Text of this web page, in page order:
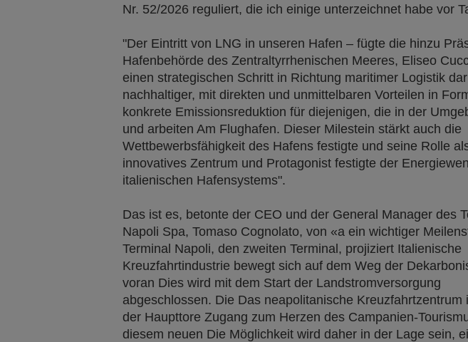
Nr. 52/2026 reguliert, die ich einige unterzeichnet habe vor
"Der Eintritt von LNG in unseren Hafen – fügte die hinzu
Hafenbehörde des Zentraltyrrhenischen Meeres, Eliseo
einen strategischen Schritt in Richtung maritimer Logistik dar
nachhaltiger, mit direkten und unmittelbaren Vorteilen in
konkrete Emissionsreduktion für diejenigen, die in der
und arbeiten Am Flughafen. Dieser Milestein stärkt auch die
Wettbewerbsfähigkeit des Hafens festigte und seine Rolle
innovatives Zentrum und Protagonist festigte der
italienischen Hafensystems".
Das ist es, betonte der CEO und der General Manager des
Napoli Spa, Tomaso Cognolato, von «a ein wichtiger
Terminal Napoli, den zweiten Terminal, projiziert Italienische
Kreuzfahrtindustrie bewegt sich auf dem Weg der
voran Dies wird mit dem Start der Landstromversorgung
abgeschlossen. Die Das neapolitanische Kreuzfahrtzentrum
der Haupttore Zugang zum Herzen des Campanien-
diesem neuen Die Möglichkeit wird daher in der Lage sein,